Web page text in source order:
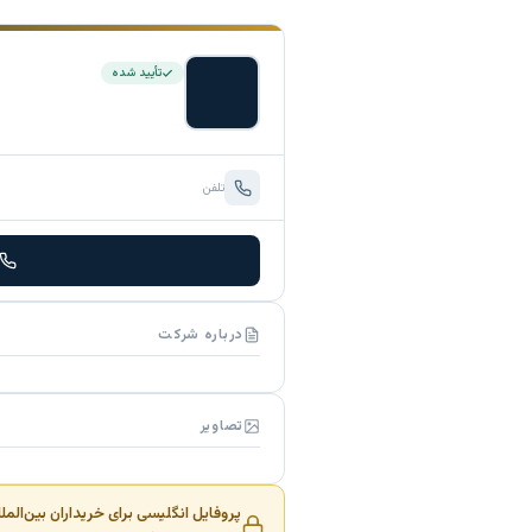
تأیید شده
تلفن
درباره شرکت
تصاویر
پروفایل انگلیسی برای خریداران